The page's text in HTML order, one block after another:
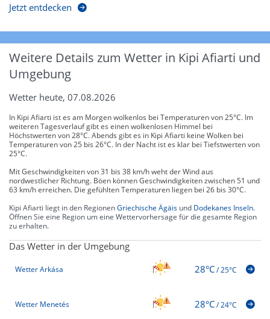
Jetzt entdecken
Weitere Details zum Wetter in Kipi Afiarti und
Umgebung
Wetter heute, 07.08.2026
In Kipi Afiarti ist es am Morgen wolkenlos bei Temperaturen von 25°C. Im
weiteren Tagesverlauf gibt es einen wolkenlosen Himmel bei
Höchstwerten von 28°C. Abends gibt es in Kipi Afiarti keine Wolken bei
Temperaturen von 25 bis 26°C. In der Nacht ist es klar bei Tiefstwerten von
25°C.
Mit Geschwindigkeiten von 31 bis 38 km/h weht der Wind aus
nordwestlicher Richtung. Böen können Geschwindigkeiten zwischen 51 und
63 km/h erreichen. Die gefühlten Temperaturen liegen bei 26 bis 30°C.
Kipi Afiarti liegt in den RegionenGriechische Ägäis und Dodekanes Inseln.
Öffnen Sie eine Region um eine Wettervorhersage für die gesamte Region
zu erhalten.
Das Wetter in der Umgebung
Wetter Arkása 28°C/25°C
Wetter Menetés 28°C/24°C